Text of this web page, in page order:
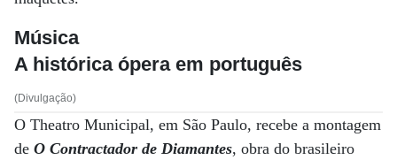
Música
A histórica ópera em português
(Divulgação)
O Theatro Municipal, em São Paulo, recebe a montagem
de O Contractador de Diamantes, obra do brasileiro